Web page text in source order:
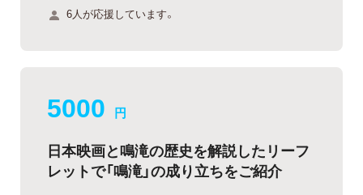
6人が応援しています。
5000 円
日本映画と鳴滝の歴史を解説したリーフ
レットで「鳴滝」の成り立ちをご紹介